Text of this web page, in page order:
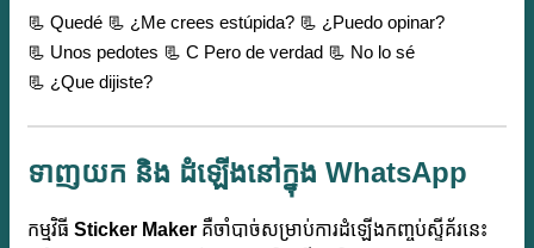
📃 Quedé 📃 ¿Me crees estúpida? 📃 ¿Puedo opinar?
📃 Unos pedotes 📃 C Pero de verdad 📃 No lo sé
📃 ¿Que dijiste?
ទាញយក និង ដំឡើងនៅក្នុង WhatsApp
កម្មវិធី Sticker Maker គឺចាំបាច់សម្រាប់ការដំឡើងកញ្ចប់ស្ទីគ័រនេះ